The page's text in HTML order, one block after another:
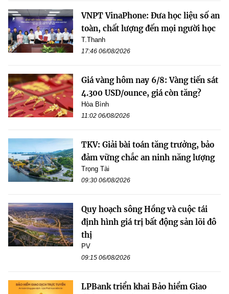
VNPT VinaPhone: Đưa học liệu số an
toàn, chất lượng đến mọi người học
T.Thanh
17:46 06/08/2026
Giá vàng hôm nay 6/8: Vàng tiến sát
4.300 USD/ounce, giá còn tăng?
Hòa Bình
11:02 06/08/2026
TKV: Giải bài toán tăng trưởng, bảo
đảm vững chắc an ninh năng lượng
Trọng Tài
09:30 06/08/2026
Quy hoạch sông Hồng và cuộc tái
định hình giá trị bất động sản lõi đô
thị
PV
09:15 06/08/2026
LPBank triển khai Bảo hiểm Giao